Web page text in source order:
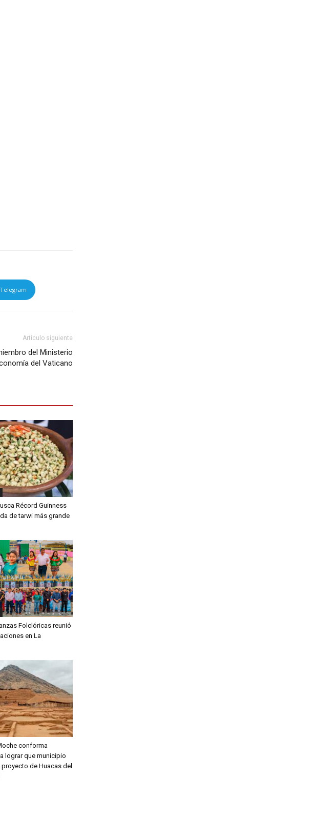
Telegram
Artículo siguiente
del Ministerio
del Vaticano
Récord Guinness
de tarwi más grande
Folclóricas reunió
en La
conforma
lograr que municipio
de Huacas del